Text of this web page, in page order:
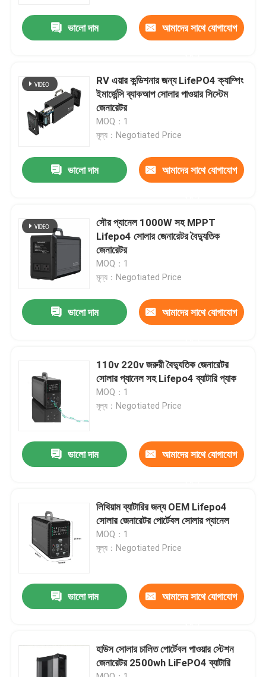
আমাদের সম্পর্কে
কারখানা ভ্রমণ
আমাদের সাথে যোগাযোগ করুন
সোলার জেনারেটর স্টেশন
সোলার প্যানেল জেনারেটর
ভালো দাম আমাদের সাথে যোগাযোগ
RV এয়ার কন্ডিশনার জন্য LifePO4 ক্যাম্পিং
ইমার্জেন্সি ব্যাকআপ সোলার পাওয়ার সিস্টেম
জেনারেটর
MOQ：1
মূল্য：Negotiated Price
ভালো দাম আমাদের সাথে যোগাযোগ
সৌর প্যানেল 1000W সহ MPPT
Lifepo4 সোলার জেনারেটর বৈদ্যুতিক
জেনারেটর
MOQ：1
মূল্য：Negotiated Price
ভালো দাম আমাদের সাথে যোগাযোগ
110v 220v জরুরী বৈদ্যুতিক জেনারেটর
সোলার প্যানেল সহ Lifepo4 ব্যাটারি প্যাক
MOQ：1
মূল্য：Negotiated Price
ভালো দাম আমাদের সাথে যোগাযোগ
লিথিয়াম ব্যাটারির জন্য OEM Lifepo4
সোলার জেনারেটর পোর্টেবল সোলার প্যানেল
MOQ：1
মূল্য：Negotiated Price
ভালো দাম আমাদের সাথে যোগাযোগ
হাউস সোলার চালিত পোর্টেবল পাওয়ার স্টেশন
জেনারেটর 2500wh LiFePO4 ব্যাটারি